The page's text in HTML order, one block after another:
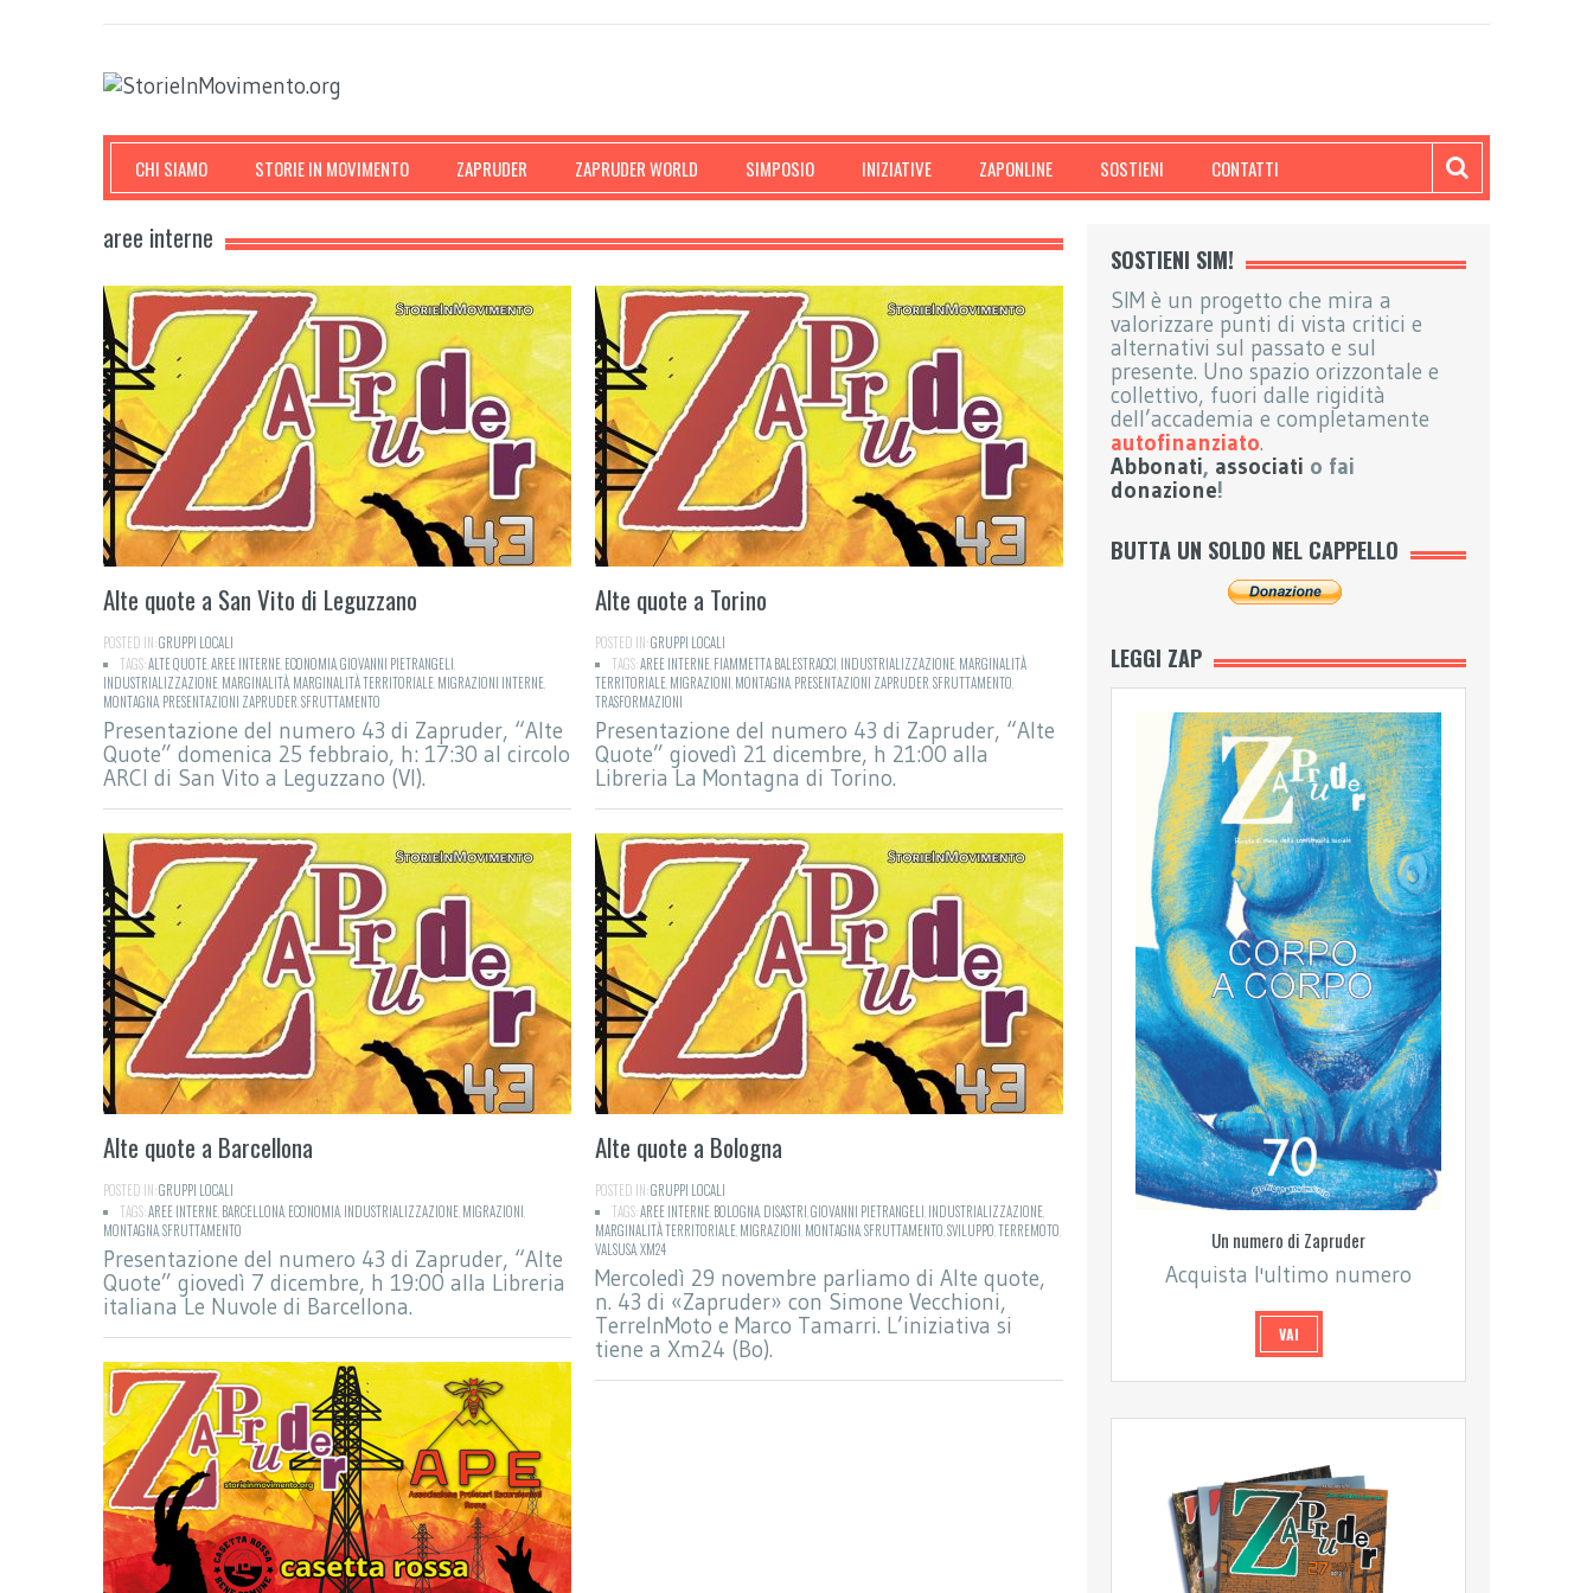
CHI SIAMO STORIE IN MOVIMENTO ZAPRUDER ZAPRUDER WORLD SIMPOSIO INIZIATIVE ZAPONLINE SOSTIENI CONTATTI
aree interne
Alte quote a San Vito di Leguzzano
POSTED IN:GRUPPI LOCALI
TAGS:ALTE QUOTEAREE INTERNE ECONOMIAGIOVANNI PIETRANGELI
INDUSTRIALIZZAZIONE MARGINALITÀ MARGINALITÀ TERRITORIALE MIGRAZIONI INTERNE
MONTAGNA PRESENTAZIONI ZAPRUDER SFRUTTAMENTO
Presentazione del numero 43 di Zapruder, “Alte
Quote” domenica 25 febbraio, h: 17:30 al circolo
ARCI di San Vito a Leguzzano (VI).
Alte quote a Torino
POSTED IN:GRUPPI LOCALI
TAGS:AREE INTERNE FIAMMETTA BALESTRACCI INDUSTRIALIZZAZIONE MARGINALITÀ
TERRITORIALE MIGRAZIONI MONTAGNA PRESENTAZIONI ZAPRUDER SFRUTTAMENTO
TRASFORMAZIONI
Presentazione del numero 43 di Zapruder, “Alte
Quote” giovedì 21 dicembre, h 21:00 alla
Libreria La Montagna di Torino.
Alte quote a Barcellona
POSTED IN:GRUPPI LOCALI
TAGS:AREE INTERNE BARCELLONA ECONOMIA INDUSTRIALIZZAZIONE MIGRAZIONI
MONTAGNASFRUTTAMENTO
Presentazione del numero 43 di Zapruder, “Alte
Quote” giovedì 7 dicembre, h 19:00 alla Libreria
italiana Le Nuvole di Barcellona.
Alte quote a Bologna
POSTED IN:GRUPPI LOCALI
TAGS:AREE INTERNE BOLOGNA DISASTRI GIOVANNI PIETRANGELI INDUSTRIALIZZAZIONE
MARGINALITÀ TERRITORIALE MIGRAZIONI MONTAGNASFRUTTAMENTO SVILUPPO TERREMOTO
VALSUSAXM24
Mercoledì 29 novembre parliamo di Alte quote,
n. 43 di «Zapruder» con Simone Vecchioni,
TerreInMoto e Marco Tamarri. L’iniziativa si
tiene a Xm24 (Bo).
SOSTIENI SIM!
SIM è un progetto che mira a
valorizzare punti di vista critici e
alternativi sul passato e sul
presente. Uno spazio orizzontale e
collettivo, fuori dalle rigidità
dell’accademia e completamente
autofinanziato.
Abbonati, associati o fai
donazione!
BUTTA UN SOLDO NEL CAPPELLO
LEGGI ZAP
Un numero di Zapruder
Acquista l'ultimo numero
VAI